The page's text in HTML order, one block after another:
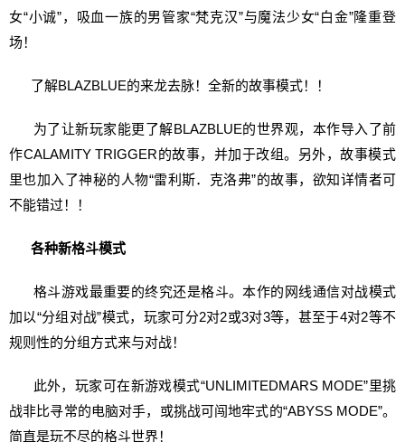
女“小诚”，吸血一族的男管家“梵克汉”与魔法少女“白金”隆重登
场！
了解BLAZBLUE的来龙去脉！全新的故事模式！！
为了让新玩家能更了解BLAZBLUE的世界观，本作导入了前
作CALAMITY TRIGGER的故事，并加于改组。另外，故事模式
里也加入了神秘的人物“雷利斯．克洛弗”的故事，欲知详情者可
不能错过！！
各种新格斗模式
格斗游戏最重要的终究还是格斗。本作的网线通信对战模式
加以“分组对战”模式，玩家可分2对2或3对3等，甚至于4对2等不
规则性的分组方式来与对战！
此外，玩家可在新游戏模式“UNLIMITEDMARS MODE”里挑
战非比寻常的电脑对手，或挑战可闯地牢式的“ABYSS MODE”。
简直是玩不尽的格斗世界！